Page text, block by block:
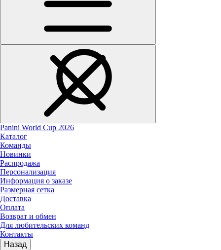
Panini World Cup 2026
Каталог
Команды
Новинки
Распродажа
Персонализация
Информация о заказе
Размерная сетка
Доставка
Оплата
Возврат и обмен
Для любительских команд
Контакты
Назад